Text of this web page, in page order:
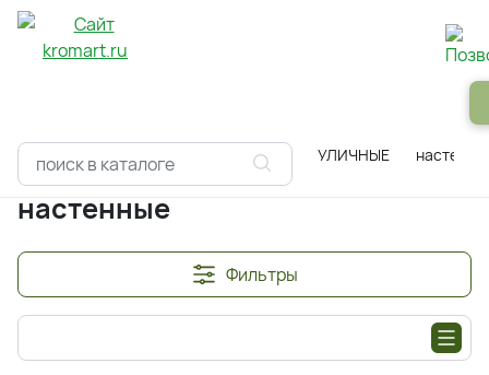
Главная Светильники УЛИЧНЫЕ
настенные
Фильтры